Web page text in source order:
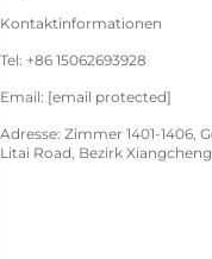
Kontaktinformationen
Tel: +86 15062693928
Email: [email protected]
Adresse: Zimmer 1401-1406,
Litai Road, Bezirk